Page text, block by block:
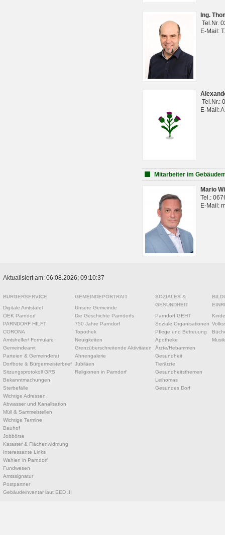
Ing.
Tel.Nr.
E-Mail:
Tel.Nr.:
E-Mail:
Mitarbeiter im
Mario
Tel.:
E-Mail:
Aktualisiert am: 06.08.2026; 09:10:37
BÜRGERSERVICE
Digitale Amtstafel
ÖEK Parndorf
PARNDORF HILFT
CORONA
Amtshelfer/ Formulare
Gemeindeamt
Parteien & Gemeinderat
Dorfbote & Bürgermeisterbrief
Sitzungsprotokoll GRS
Bekanntmachungen
Sterbefälle
Wichtige Adressen
Abwasser und Kanalisation
Müll & Sammelstellen
Wichtige Termine
Bauhof
Jobbörse
Kataster & Flächenwidmung
Interessante Links
Wahlen in Parndorf
Fundwesen
Amtssignatur
Postpartner
Gebäudeinventar laut EED III
GEMEINDEPORTRAIT
Unsere Gemeinde
Die Geschichte Parndorfs
750 Jahre Parndorf
Topothek
Neuigkeiten
Grenzüberschreitende Aktivitäten
Ahnengalerie
Jubiläen
Religionen in Parndorf
SOZIALES &
GESUNDHEIT
Parndorf GEHT
Soziale Organisationen
Pflege und Betreuung
Apotheke
Ärzte/Hebammen
Gesundheit
Tierärzte
Gesundheitsthemen
Leihomas
Gesundes Dorf